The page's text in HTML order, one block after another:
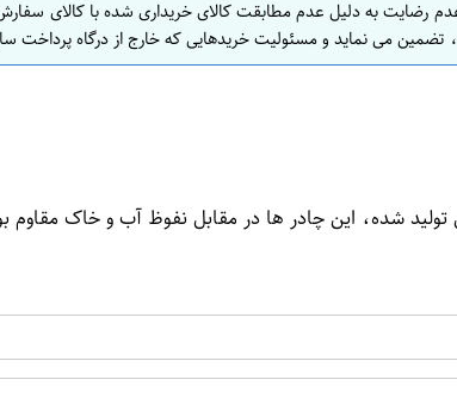
رضایت به دلیل عدم مطابقت کالای خریداری شده با کالای
می نماید و مسئولیت خریدهایی که خارج از درگاه پرداخت
شده، این چادر ها در مقابل نفوظ آب و خاک